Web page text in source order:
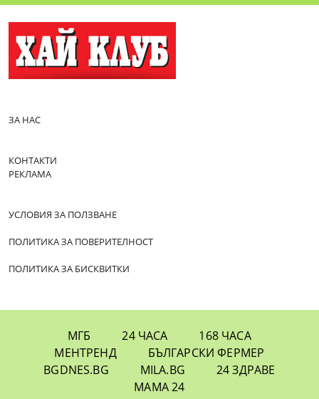
ЗА НАС
КОНТАКТИ
РЕКЛАМА
УСЛОВИЯ ЗА ПОЛЗВАНЕ
ПОЛИТИКА ЗА ПОВЕРИТЕЛНОСТ
ПОЛИТИКА ЗА БИСКВИТКИ
МГБ 24 ЧАСА
168 ЧАСА
МЕНТРЕНД
БЪЛГАРСКИ ФЕРМЕР
BGDNES.BG
MILA.BG
24 ЗДРАВЕ
МАМА 24